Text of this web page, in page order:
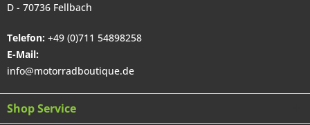
D - 70736 Fellbach
Telefon: +49 (0)711 54898258
E-Mail:
info@motorradboutique.de
Shop Service